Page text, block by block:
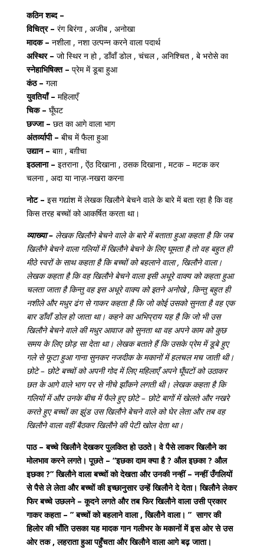
कठिन शब्द –
विचित्र – रंग बिरंगा , अजीब , अनोखा
मादक – नशीला , नशा उत्पन्न करने वाला पदार्थ
अस्थिर – जो स्थिर न हो , डाँवाँ डोल , चंचल , अनिश्चित , बे भरोसे का
स्नेहाभिषिक्त – प्रेम में डूबा हुआ
कंठ – गला
युवतियाँ – महिलाएँ
चिक – घूँघट
छज्जा – छत का आगे वाला भाग
अंतर्व्यापी – बीच में फैला हुआ
उद्यान – बाग़ , बग़ीचा
इठलाना – इतराना , ऐंठ दिखाना , ठसक दिखाना , मटक – मटक कर
चलना , अदा या नाज़-नखरा करना
नोट – इस गद्यांश में लेखक खिलौने बेचने वाले के बारे में बता रहा है कि वह
किस तरह बच्चों को आकर्षित करता था।
व्याख्या –लेखक खिलौने बेचने वाले के बारे में बताता हुआ कहता है कि जब
खिलौने बेचने वाला गलियों में खिलौने बेचने के लिए घूमता है तो वह बहुत ही
मीठे स्वरों के साथ कहता है कि बच्चों को बहलाने वाला , खिलौने वाला।
लेखक कहता है कि वह खिलौने बेचने वाला इसी अधूरे वाक्य को कहता हुआ
चलता जाता है किन्तु वह इस अधूरे वाक्य को इतने अनोखे , किन्तु बहुत ही
नशीले और मधुर ढंग से गाकर कहता है कि जो कोई उसको सुनता है वह एक
बार डाँवाँ डोल हो जाता था। कहने का अभिप्राय यह है कि जो भी उस
खिलौने बेचने वाले की मधुर आवाज को सुनता था वह अपने काम को कुछ
समय के लिए छोड़ सा देता था। लेखक बताते हैं कि उसके प्रेम में डूबे हुए
गले से फूटा हुआ गाना सुनकर नजदीक के मकानों में हलचल मच जाती थी।
छोटे – छोटे बच्चों को अपनी गोद में लिए महिलाएँ अपने घूँघटों को उठाकर
छत के आगे वाले भाग पर से नीचे झाँकने लगती थी। लेखक कहता है कि
गलियों में और उनके बीच में फैले हुए छोटे – छोटे बागों में खेलते और नखरे
करते हुए बच्चों का झुंड उस खिलौने बेचने वाले को घेर लेता और तब वह
खिलौने वाला वहीं बैठकर खिलौने की पेटी खोल देता था।
पाठ –बच्चे खिलौने देखकर पुलकित हो उठते। वे पैसे लाकर खिलौने का
मोलभाव करने लगते। पूछते – “इछका दाम क्या है ? औल इछका ? औल
इछका ?” खिलौने वाला बच्चों को देखता और उनकी नन्हीं – नन्हीं उँगलियों
से पैसे ले लेता और बच्चों की इच्छानुसार उन्हें खिलौने दे देता। खिलौने लेकर
फिर बच्चे उछलने – कूदने लगते और तब फिर खिलौने वाला उसी प्रकार
गाकर कहता – ” बच्चों को बहलाने वाला , खिलौने वाला। ” सागर की
हिलोर की भाँति उसका यह मादक गान गलीभर के मकानों में इस ओर से उस
ओर तक , लहराता हुआ पहुँचता और खिलौने वाला आगे बढ़ जाता।